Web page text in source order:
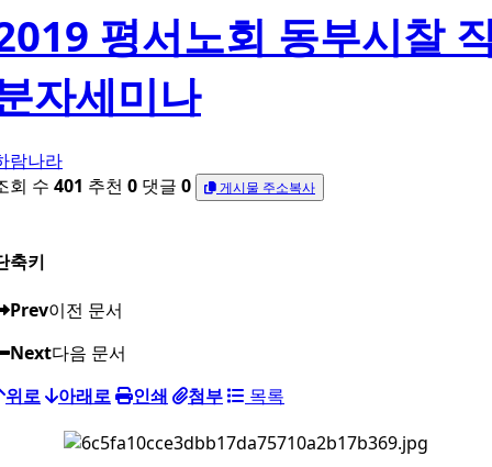
평서노회 동부시찰
자세미나
람나라
회 수 401 추천 0 댓글 0 게시물 주소복사
축키
Prev이전 문서
Next다음 문서
위로
아래로 인쇄 첨부 목록